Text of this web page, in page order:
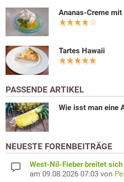
Ananas-Creme mit
Tartes Hawaii
PASSENDE ARTIKEL
Wie isst man eine
NEUESTE FORENBEITRÄGE
West-Nil-Fieber breitet sich
am 09.08.2026 07:03 von